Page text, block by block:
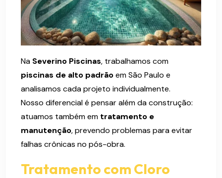
Na Severino Piscinas, trabalhamos com
piscinas de alto padrãoem São Paulo e
analisamos cada projeto individualmente.
Nosso diferencial é pensar além da construção:
atuamos também em tratamento e
manutenção, prevendo problemas para evitar
falhas crônicas no pós-obra.
Tratamento com Cloro